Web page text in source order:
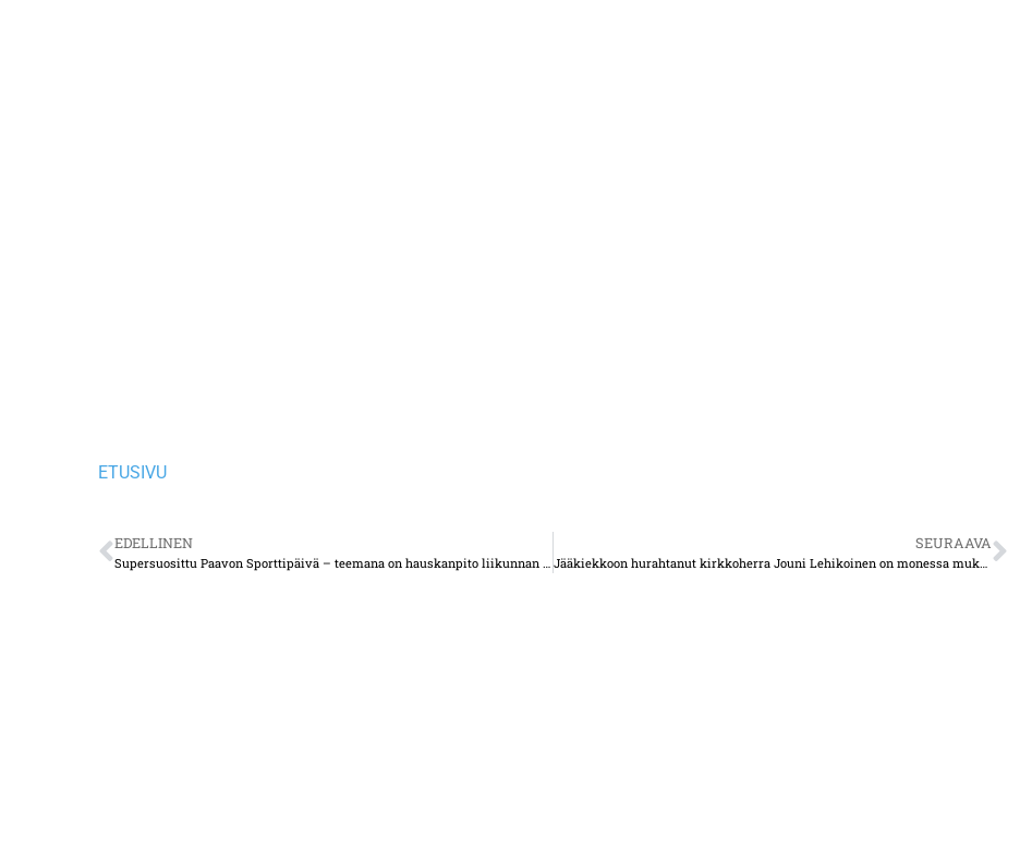
ETUSIVU
EDELLINEN
Supersuosittu Paavon Sporttipäivä – teemana on hauskanpito liikunnan avulla
SEURAAVA
Jääkiekkoon hurahtanut kirkkoherra Jouni Lehikoinen on monessa mukana